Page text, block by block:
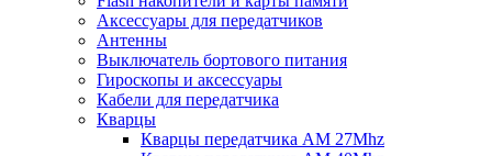
Аксессуары для передатчиков
Антенны
Выключатель бортового питания
Гироскопы и аксессуары
Кабели для передатчика
Кварцы
Кварцы передатчика AM 27Mhz